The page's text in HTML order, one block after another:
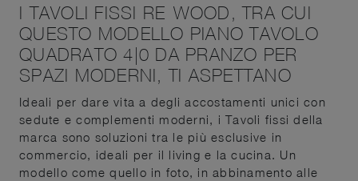
I TAVOLI FISSI RE-WOOD, TRA CUI
QUESTO MODELLO PIANO TAVOLO
QUADRATO 4|0 DA PRANZO PER
SPAZI MODERNI, TI ASPETTANO
Ideali per dare vita a degli accostamenti unici con
sedute e complementi moderni, i Tavoli fissi della
marca sono soluzioni tra le più esclusive in
commercio, ideali per il living e la cucina. Un
modello come quello in foto, in abbinamento alle